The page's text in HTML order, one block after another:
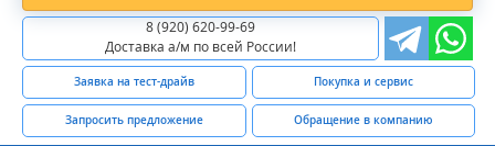
8 (920) 620-99-69
Доставка а/м по всей России!
Заявка на тест-драйв Покупка и сервис
Запросить предложение Обращение в компанию